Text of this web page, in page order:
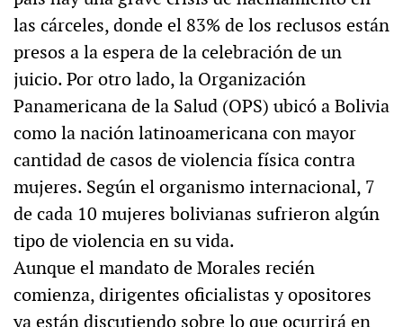
las cárceles, donde el 83% de los reclusos están
presos a la espera de la celebración de un
juicio. Por otro lado, la Organización
Panamericana de la Salud (OPS) ubicó a Bolivia
como la nación latinoamericana con mayor
cantidad de casos de violencia física contra
mujeres. Según el organismo internacional, 7
de cada 10 mujeres bolivianas sufrieron algún
tipo de violencia en su vida.
Aunque el mandato de Morales recién
comienza, dirigentes oficialistas y opositores
ya están discutiendo sobre lo que ocurrirá en